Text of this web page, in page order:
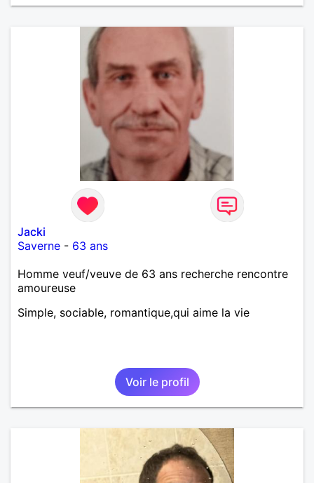
Jacki
Saverne - 63 ans
Homme veuf/veuve de 63 ans recherche rencontre
amoureuse
Simple, sociable, romantique,qui aime la vie
Voir le profil